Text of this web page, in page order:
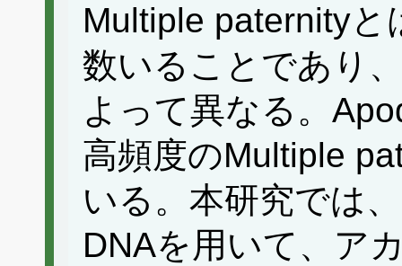
Multiple paternityと
数いることであり
よって異なる。
高頻度のMultiple
いる。本研究では
DNAを用いて、ア